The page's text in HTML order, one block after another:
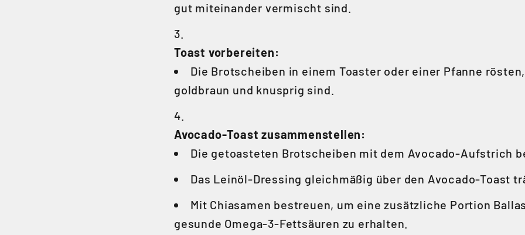
gut miteinander vermischt sind.
Toast vorbereiten:
Die Brotscheiben in einem Toaster oder einer Pfanne
goldbraun und knusprig sind.
Avocado-Toast zusammenstellen:
Die getoasteten Brotscheiben mit dem Avocado-Aufstrich
Das Leinöl-Dressing gleichmäßig über den Avocado-Toast
Mit Chiasamen bestreuen, um eine zusätzliche Portion
gesunde Omega-3-Fettsäuren zu erhalten.